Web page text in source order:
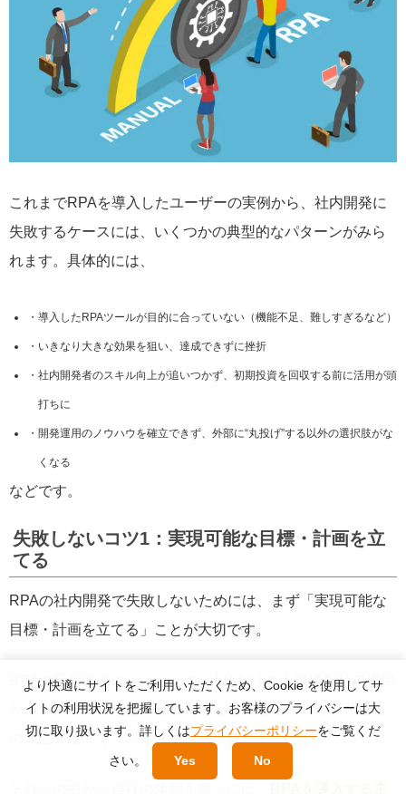
これまでRPAを導入したユーザーの実例から、社内開発に
失敗するケースには、いくつかの典型的なパターンがみら
れます。具体的には、
導入したRPAツールが目的に合っていない（機能不足、難しすぎるなど）
いきなり大きな効果を狙い、達成できずに挫折
社内開発者のスキル向上が追いつかず、初期投資を回収する前に活用が頭
打ちに
開発運用のノウハウを確立できず、外部に“丸投げ”する以外の選択肢がな
くなる
などです。
失敗しないコツ1：実現可能な目標・計画を立
てる
RPAの社内開発で失敗しないためには、まず「実現可能な
目標・計画を立てる」ことが大切です。
RPAの活用方法には、パソコン1台だけの小規模な社内運用
から、サーバーと接続した高度な社内運用、また開発運用
の完全外注まで、さまざまな選択肢があります。
より快適にサイトをご利用いただくため、Cookie を使用してサ
イトの利用状況を把握しています。お客様のプライバシーは大
切に取り扱います。詳しくはプライバシーポリシーをご覧くだ
さい。 Yes No